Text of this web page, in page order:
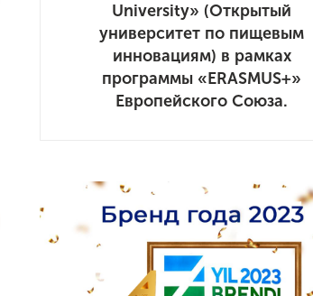
University» (Открытый
университет по пищевым
инновациям) в рамках
программы «ERASMUS+»
Европейского Союза.